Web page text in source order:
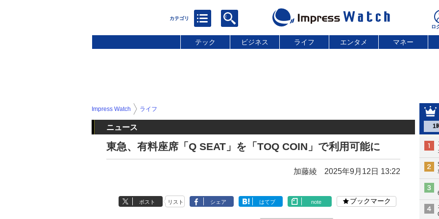
テック ビジネス ライフ エンタメ マネー
1
Impress Watch ライフ
ニュース
東急、有料座席「Q SEAT」を「TOQ COIN」で利用可能に
加藤綾 2025年9月12日 13:22
ポスト リスト シェア はてブ note ブックマーク